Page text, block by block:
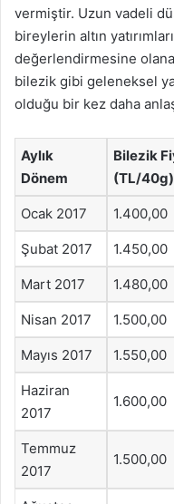
vermiştir. Uzun vadeli
bireylerin altın
değerlendirmesine
bilezik gibi geleneksel
olduğu bir kez daha
Aylık
Dönem
Bilezik
(TL/40g)
Ocak 2017 1.400,00
Şubat 2017 1.450,00
Mart 2017 1.480,00
Nisan 2017 1.500,00
Mayıs 2017 1.550,00
Haziran
2017
1.600,00
Temmuz
2017
1.500,00